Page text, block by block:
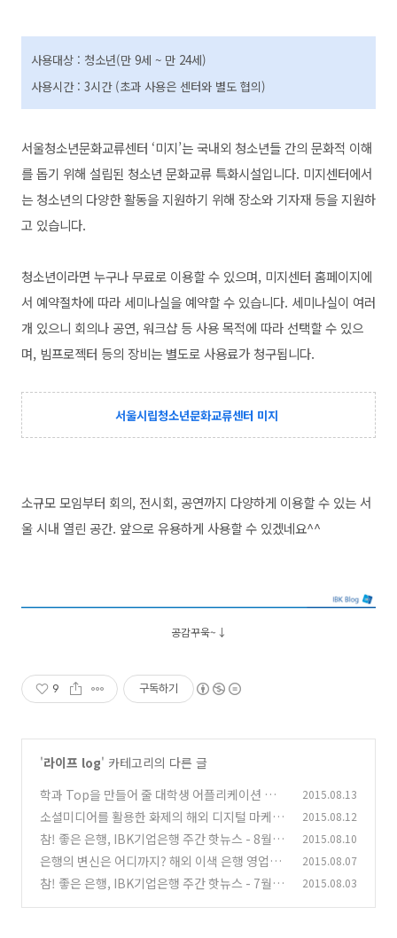
사용대상 : 청소년(만 9세 ~ 만 24세)
사용시간 : 3시간 (초과 사용은 센터와 별도 협의)
서울청소년문화교류센터 ‘미지’는 국내외 청소년들 간의 문화적 이해
를 돕기 위해 설립된 청소년 문화교류 특화시설입니다. 미지센터에서
는 청소년의 다양한 활동을 지원하기 위해 장소와 기자재 등을 지원하
고 있습니다.
청소년이라면 누구나 무료로 이용할 수 있으며, 미지센터 홈페이지에
서 예약절차에 따라 세미나실을 예약할 수 있습니다. 세미나실이 여러
개 있으니 회의나 공연, 워크샵 등 사용 목적에 따라 선택할 수 있으
며, 빔프로젝터 등의 장비는 별도로 사용료가 청구됩니다.
서울시립청소년문화교류센터 미지
소규모 모임부터 회의, 전시회, 공연까지 다양하게 이용할 수 있는 서
울 시내 열린 공간. 앞으로 유용하게 사용할 수 있겠네요^^
공감꾸욱~ ↓
9 구독하기
'라이프 log' 카테고리의 다른 글
학과 Top을 만들어 줄 대학생 어플리케이션 추
천
(0)
2015.08.13
소셜미디어를 활용한 화제의 해외 디지털 마케팅
(0)
2015.08.12
참! 좋은 은행, IBK기업은행 주간 핫뉴스 - 8월 1
주
(0)
2015.08.10
은행의 변신은 어디까지? 해외 이색 은행 영업점
들
(2)
2015.08.07
참! 좋은 은행, IBK기업은행 주간 핫뉴스 - 7월 4
2015.08.03